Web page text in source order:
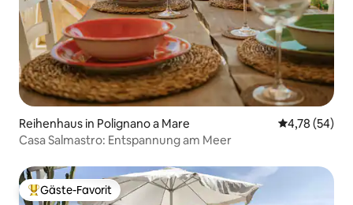
Reihenhaus in Polignano a Mare
4,78 (54)
Casa Salmastro: Entspannung am Meer
Beliebter Gäste-Favorit.
Gäste-Favorit